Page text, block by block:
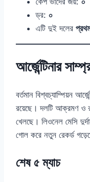
ড্র: ০
এটি দুই দলের
আর্জেন্টিনার
বর্তমান বিশ্বচ্যাম্পিয়ন
রয়েছে। দলটি আক্রমণ ও
খেলছে। লিওনেল মেসি
গোল করে নতুন রেকর্ড
শেষ ৫ ম্যাচ